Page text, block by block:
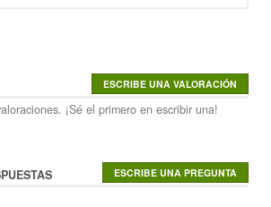
¡Sé el primero en escribir una!